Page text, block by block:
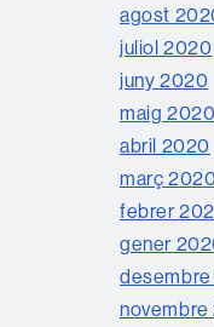
agost
juliol 2020
juny 2020
maig 2020
abril 2020
març
febrer
gener
desembre
novembre